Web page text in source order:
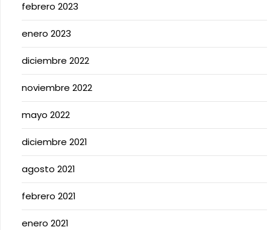
febrero 2023
enero 2023
diciembre 2022
noviembre 2022
mayo 2022
diciembre 2021
agosto 2021
febrero 2021
enero 2021